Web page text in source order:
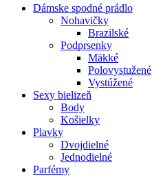
Dámske spodné prádlo
Nohavičky
Brazilské
Podprsenky
Mäkké
Polovystužené
Vystúžené
Sexy bielizeň
Body
Košielky
Plavky
Dvojdielné
Jednodielné
Parfémy